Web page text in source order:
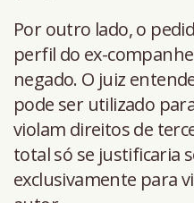
Por outro lado, o
perfil do ex-
negado. O juiz
pode ser utilizado
violam direitos de
total só se justificaria
exclusivamente para